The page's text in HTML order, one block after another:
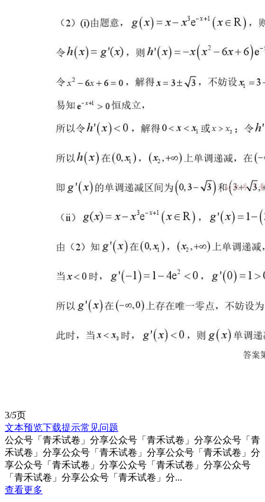
3/5页
文本预览下载提示常见问题
公众号「青禾试卷」分享公众号「青禾试卷」分享公众号「青
禾试卷」分享公众号「青禾试卷」分享公众号「青禾试卷」分
享公众号「青禾试卷」分享公众号「青禾试卷」分享公众号
「青禾试卷」分享公众号「青禾试卷」分...
查看更多